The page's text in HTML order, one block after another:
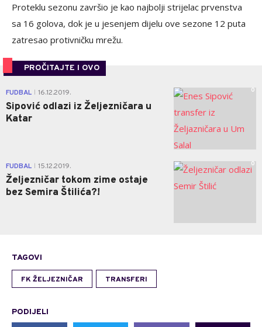
Proteklu sezonu završio je kao najbolji strijelac prvenstva
sa 16 golova, dok je u jesenjem dijelu ove sezone 12 puta
zatresao protivničku mrežu.
PROČITAJTE I OVO
FUDBAL 16.12.2019.
Sipović odlazi iz Željezničara u
Katar
0
FUDBAL 15.12.2019.
Željezničar tokom zime ostaje
bez Semira Štilića?!
0
TAGOVI
FK ŽELJEZNIČAR TRANSFERI
PODIJELI